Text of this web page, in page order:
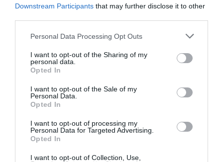
Downstream Participants that may further disclose it to other
Personal Data Processing Opt Outs
I want to opt-out of the Sharing of my
personal data.
Opted In
I want to opt-out of the Sale of my
Personal Data.
Opted In
I want to opt-out of processing my
Personal Data for Targeted Advertising.
Opted In
I want to opt-out of Collection, Use,
respectuoasă, apreciez mereu ceea ce mi se oferă,
am un caracter luptător, nu mă descurajez, lupt ca să
obţin ce vreau. Sunt religioasă şi credincioasă. Mama
îmi spune des că am prea mare încredere în oameni.
Însă fac ceea ce simt, pentru că sunt o fire
Ce înseamnă familia pentru dumneavoastră?
Pentru mine familia este pe primul loc. Eu am luptat